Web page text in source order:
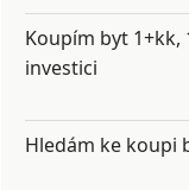
Koupím byt 1+kk,
investici
Hledám ke koupi